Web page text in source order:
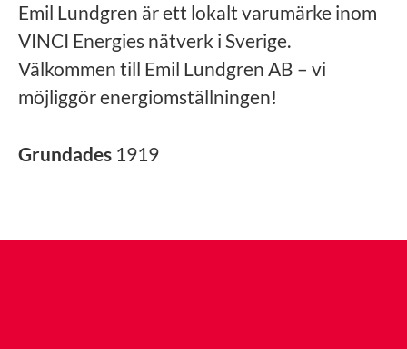
Emil Lundgren är ett lokalt varumärke inom
VINCI Energies nätverk i Sverige.
Välkommen till Emil Lundgren AB – vi
möjliggör energiomställningen!
Grundades 1919